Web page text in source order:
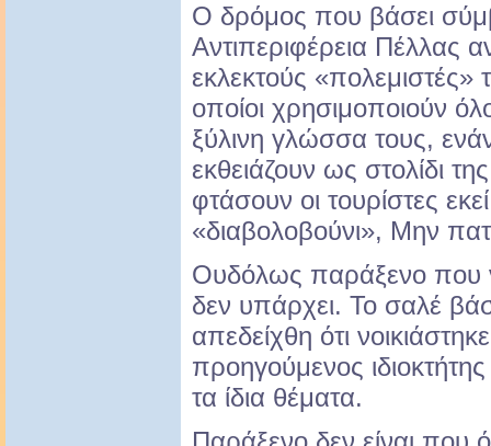
Ο δρόμος που βάσει
Αντιπεριφέρεια Πέλλας
εκλεκτούς «πολεμιστές»
οποίοι χρησιμοποιούν
ξύλινη γλώσσα τους,
εκθειάζουν ως στολίδι
φτάσουν οι τουρίστες
«διαβολοβούνι», Μην
Ουδόλως παράξενο που
δεν υπάρχει. Το σαλέ
απεδείχθη ότι
προηγούμενος ιδιοκτήτης
τα ίδια θέματα.